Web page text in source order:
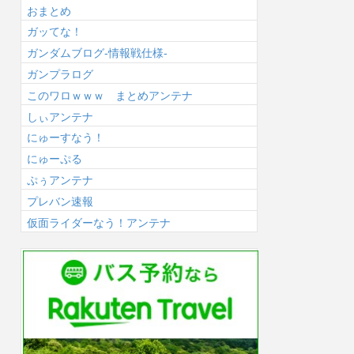
おまとめ
ガッてな！
ガンダムブログ-情報戦仕様-
ガンプラログ
このワロｗｗｗ まとめアンテナ
しぃアンテナ
にゅーすなう！
にゅーぷる
ぷぅアンテナ
プレバン速報
仮面ライダーなう！アンテナ